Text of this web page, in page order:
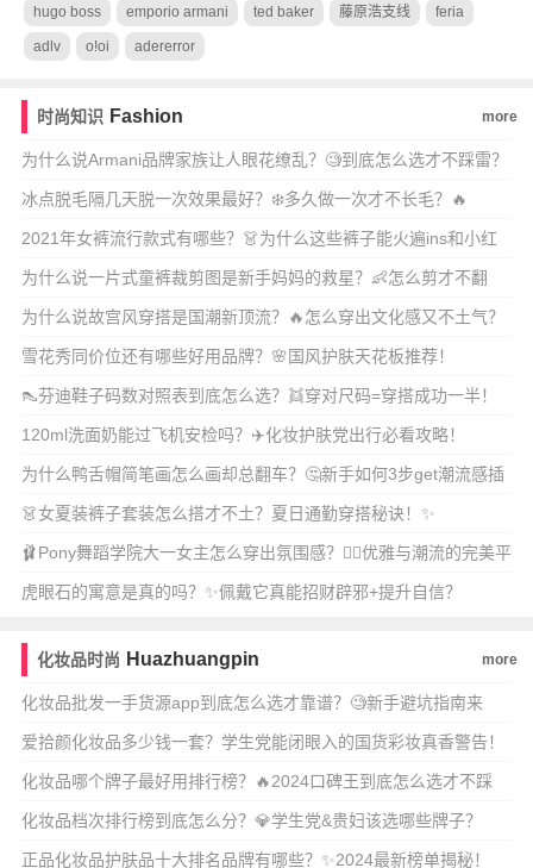
hugo boss emporio armani ted baker 藤原浩支线 feria
adlv o!oi adererror
时尚知识 Fashion more
为什么说Armani品牌家族让人眼花缭乱？🧐到底怎么选才不踩雷？
冰点脱毛隔几天脱一次效果最好？❄️多久做一次才不长毛？🔥
2021年女裤流行款式有哪些？👗为什么这些裤子能火遍ins和小红
书？
为什么说一片式童裤裁剪图是新手妈妈的救星？👶怎么剪才不翻
车？
为什么说故宫风穿搭是国潮新顶流？🔥怎么穿出文化感又不土气？
雪花秀同价位还有哪些好用品牌？🌸国风护肤天花板推荐！
👠芬迪鞋子码数对照表到底怎么选？👯穿对尺码=穿搭成功一半！
120ml洗面奶能过飞机安检吗？✈️化妆护肤党出行必看攻略！
为什么鸭舌帽简笔画怎么画却总翻车？🤔新手如何3步get潮流感插
画风？
👗女夏装裤子套装怎么搭才不土？夏日通勤穿搭秘诀！✨
🩰Pony舞蹈学院大一女主怎么穿出氛围感？👯‍♀️优雅与潮流的完美平
衡！
虎眼石的寓意是真的吗？✨佩戴它真能招财辟邪+提升自信？
化妆品时尚 Huazhuangpin more
化妆品批发一手货源app到底怎么选才靠谱？🧐新手避坑指南来
了！🔥
爱拾颜化妆品多少钱一套？学生党能闭眼入的国货彩妆真香警告！
💄
化妆品哪个牌子最好用排行榜？🔥2024口碑王到底怎么选才不踩
雷？
化妆品档次排行榜到底怎么分？💎学生党&贵妇该选哪些牌子？
正品化妆品护肤品十大排名品牌有哪些？✨2024最新榜单揭秘！